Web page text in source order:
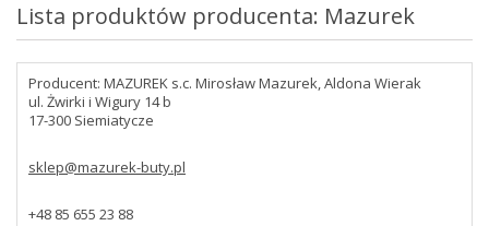
Lista produktów producenta: Mazurek
Producent: MAZUREK s.c. Mirosław Mazurek, Aldona Wierak
ul. Żwirki i Wigury 14 b
17-300 Siemiatycze
sklep@mazurek-buty.pl
+48 85 655 23 88